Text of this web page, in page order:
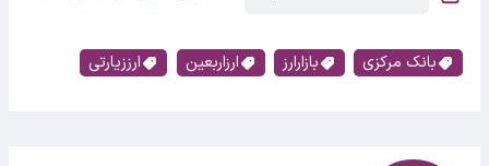
بانک مرکزی بازارارز ارزاربعین ارززیارتی